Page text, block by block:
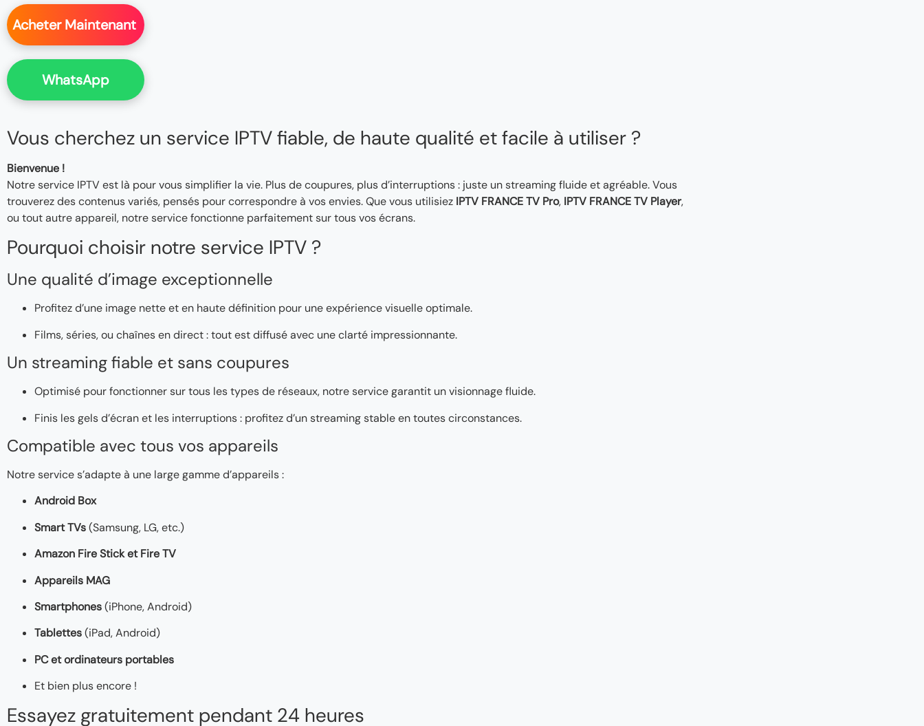
Acheter Maintenant
WhatsApp
Vous cherchez un service IPTV fiable, de haute qualité et facile à utiliser ?
Bienvenue !
Notre service IPTV est là pour vous simplifier la vie. Plus de coupures, plus d’interruptions : juste un streaming fluide et agréable. Vous
trouverez des contenus variés, pensés pour correspondre à vos envies. Que vous utilisiez IPTV FRANCE TV Pro, IPTV FRANCE TV Player,
ou tout autre appareil, notre service fonctionne parfaitement sur tous vos écrans.
Pourquoi choisir notre service IPTV ?
Une qualité d’image exceptionnelle
Profitez d’une image nette et en haute définition pour une expérience visuelle optimale.
Films, séries, ou chaînes en direct : tout est diffusé avec une clarté impressionnante.
Un streaming fiable et sans coupures
Optimisé pour fonctionner sur tous les types de réseaux, notre service garantit un visionnage fluide.
Finis les gels d’écran et les interruptions : profitez d’un streaming stable en toutes circonstances.
Compatible avec tous vos appareils
Notre service s’adapte à une large gamme d’appareils :
Android Box
Smart TVs(Samsung, LG, etc.)
Amazon Fire Stick et Fire TV
Appareils MAG
Smartphones(iPhone, Android)
Tablettes(iPad, Android)
PC et ordinateurs portables
Et bien plus encore !
Essayez gratuitement pendant 24 heures